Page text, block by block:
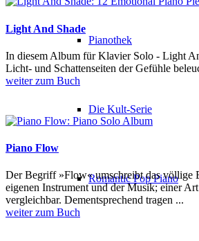
Pianothek
Die Kult-Serie
Romantic Pop Piano
Light And Shade
In diesem Album für Klavier Solo - Light
Licht- und Schattenseiten der Gefühle
weiter zum Buch
Piano Flow
Der Begriff »Flow« umschreibt das völlige
eigenen Instrument und der Musik; einer
vergleichbar. Dementsprechend tragen ...
weiter zum Buch